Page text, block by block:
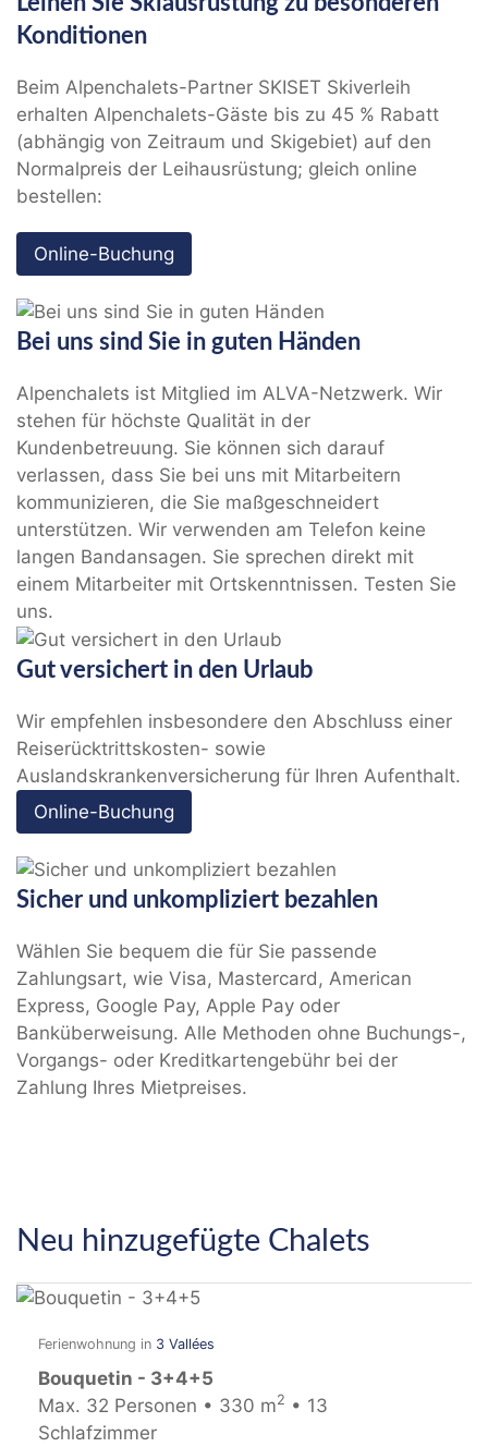
Konditionen
Beim Alpenchalets-Partner SKISET Skiverleih
erhalten Alpenchalets-Gäste bis zu 45 % Rabatt
(abhängig von Zeitraum und Skigebiet) auf den
Normalpreis der Leihausrüstung; gleich online
bestellen:
Online-Buchung
Bei uns sind Sie in guten Händen
Alpenchalets ist Mitglied im ALVA-Netzwerk. Wir
stehen für höchste Qualität in der
Kundenbetreuung. Sie können sich darauf
verlassen, dass Sie bei uns mit Mitarbeitern
kommunizieren, die Sie maßgeschneidert
unterstützen. Wir verwenden am Telefon keine
langen Bandansagen. Sie sprechen direkt mit
einem Mitarbeiter mit Ortskenntnissen. Testen Sie
uns.
Gut versichert in den Urlaub
Wir empfehlen insbesondere den Abschluss einer
Reiserücktrittskosten- sowie
Auslandskrankenversicherung für Ihren Aufenthalt.
Online-Buchung
Sicher und unkompliziert bezahlen
Wählen Sie bequem die für Sie passende
Zahlungsart, wie Visa, Mastercard, American
Express, Google Pay, Apple Pay oder
Banküberweisung. Alle Methoden ohne Buchungs-,
Vorgangs- oder Kreditkartengebühr bei der
Zahlung Ihres Mietpreises.
Neu hinzugefügte Chalets
Ferienwohnung in 3 Vallées
Bouquetin - 3+4+5
Max. 32 Personen • 330 m2 • 13
Schlafzimmer